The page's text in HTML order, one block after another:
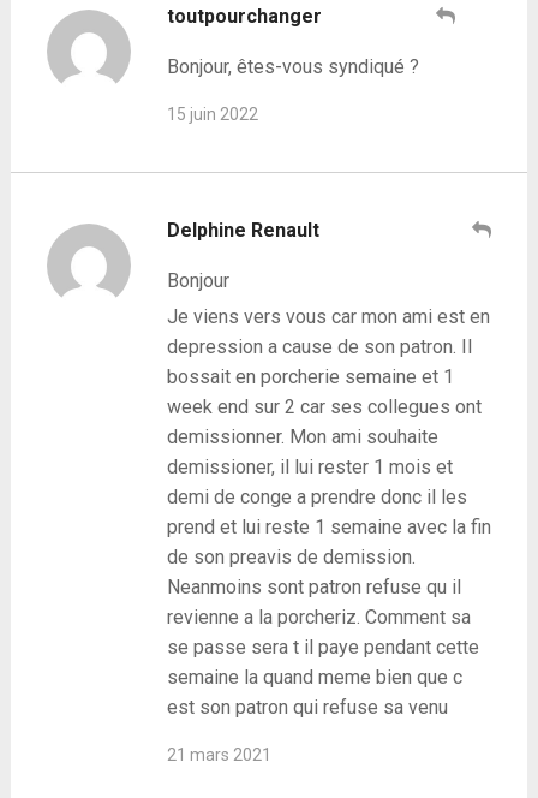
toutpourchanger
Bonjour, êtes-vous syndiqué ?
15 juin 2022
Delphine Renault
Bonjour
Je viens vers vous car mon ami est en
depression a cause de son patron. Il
bossait en porcherie semaine et 1
week end sur 2 car ses collegues ont
demissionner. Mon ami souhaite
demissioner, il lui rester 1 mois et
demi de conge a prendre donc il les
prend et lui reste 1 semaine avec la fin
de son preavis de demission.
Neanmoins sont patron refuse qu il
revienne a la porcheriz. Comment sa
se passe sera t il paye pendant cette
semaine la quand meme bien que c
est son patron qui refuse sa venu
21 mars 2021